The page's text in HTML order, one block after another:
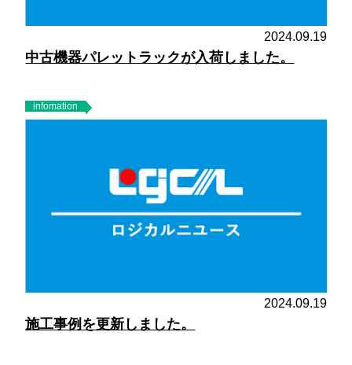
2024.09.19
中古機器パレットラックが入荷しました。
infomation
2024.09.19
施工事例を更新しました。